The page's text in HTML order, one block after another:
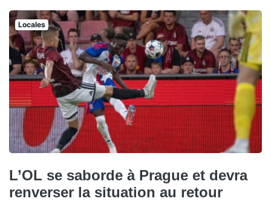
Locales
L’OL se saborde à Prague et devra
renverser la situation au retour